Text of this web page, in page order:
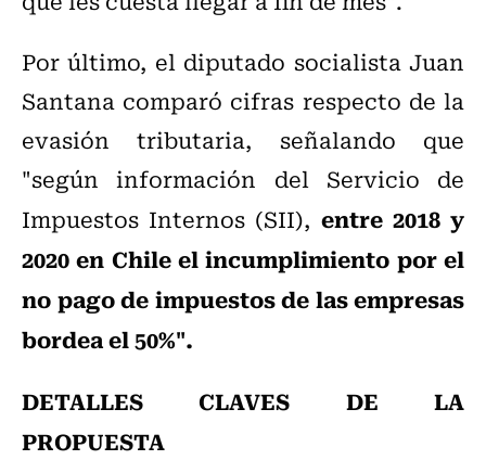
Por último, el diputado socialista Juan
Santana comparó cifras respecto de la
evasión tributaria, señalando que
"según información del Servicio de
Impuestos Internos (SII), entre 2018 y
2020 en Chile el incumplimiento por el
no pago de impuestos de las empresas
bordea el 50%".
DETALLES CLAVES DE LA
PROPUESTA